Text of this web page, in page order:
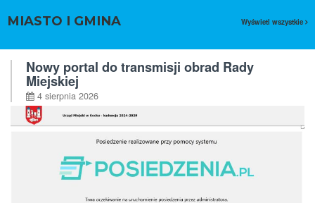
MIASTO I GMINA Wyświetl wszystkie
Nowy portal do transmisji obrad Rady
Miejskiej
4 sierpnia 2026